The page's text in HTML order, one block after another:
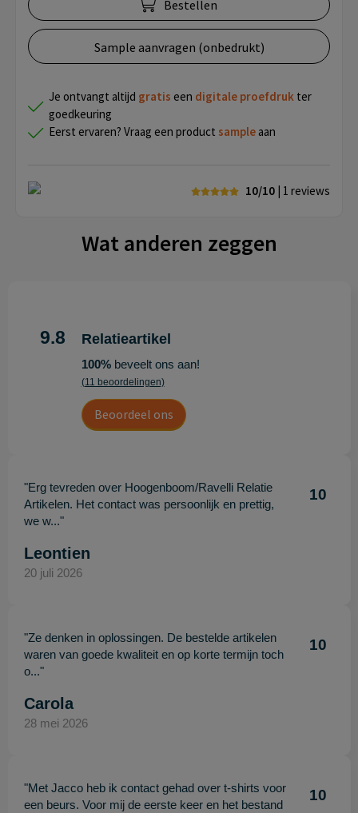
Bestellen
Sample aanvragen (onbedrukt)
Je ontvangt altijd gratis een digitale proefdruk ter
goedkeuring
Eerst ervaren? Vraag een product sample aan
10/10 | 1 reviews
Wat anderen zeggen
9.8 Relatieartikel
100%beveelt ons aan!
(11 beoordelingen)
Beoordeel ons
"Erg tevreden over Hoogenboom/Ravelli Relatie
Artikelen. Het contact was persoonlijk en prettig,
we w..."
10
Leontien
20 juli 2026
"Ze denken in oplossingen. De bestelde artikelen
waren van goede kwaliteit en op korte termijn toch
o..."
10
Carola
28 mei 2026
"Met Jacco heb ik contact gehad over t-shirts voor
een beurs. Voor mij de eerste keer en het bestand
10